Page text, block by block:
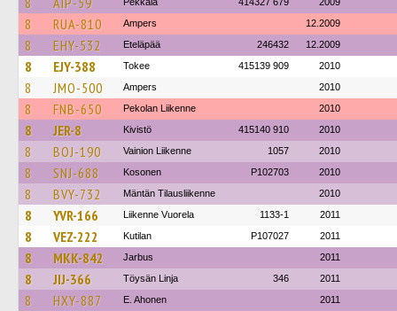
8 RUA-810 Ampers 12.2009
8 EHY-532 Eteläpää 246432 12.2009
8 EJY-388 Tokee 415139 909 2010
8 JMO-500 Ampers 2010
8 FNB-650 Pekolan Liikenne 2010
8 JER-8 Kivistö 415140 910 2010
8 BOJ-190 Vainion Liikenne 1057 2010
8 SNJ-688 Kosonen P102703 2010
8 BVY-732 Mäntän Tilausliikenne 2010
8 YVR-166 Liikenne Vuorela 1133-1 2011
8 VEZ-222 Kutilan P107027 2011
8 MKK-842 Jarbus 2011
8 JIJ-366 Töysän Linja 346 2011
8 HXY-887 E. Ahonen 2011